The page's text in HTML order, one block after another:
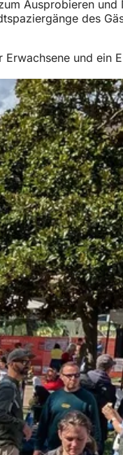
Ausprobieren
des
und ein